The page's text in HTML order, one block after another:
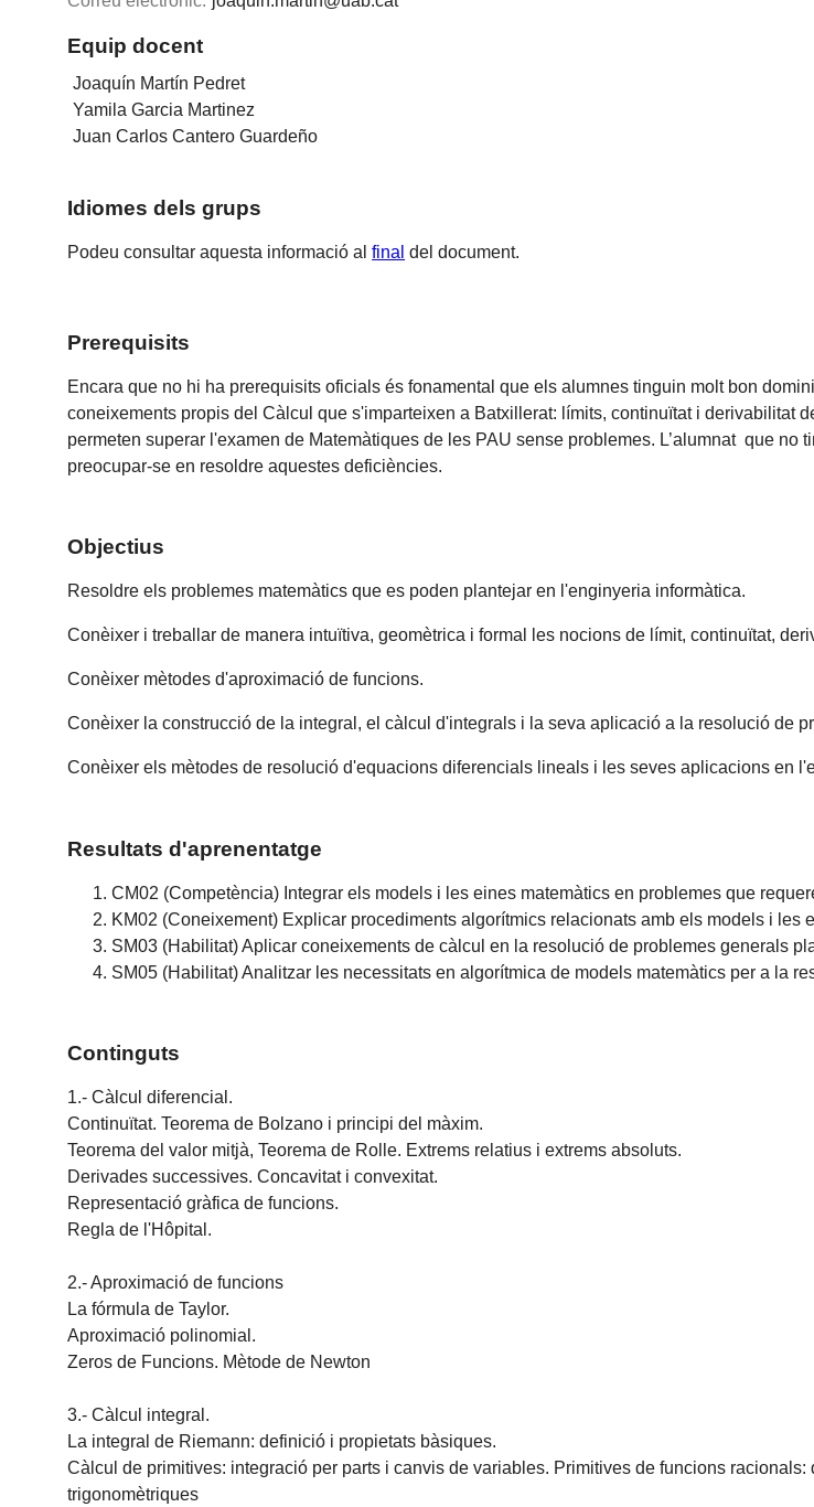
Equip docent
Joaquín Martín Pedret
Yamila Garcia Martinez
Juan Carlos Cantero Guardeño
Idiomes dels grups
Podeu consultar aquesta informació alfinal del document.
Prerequisits
Encara que no hi ha prerequisits oficials és fonamental que els alumnes tinguin molt bon
coneixements propis del Càlcul que s'imparteixen a Batxillerat: límits, continuïtat i derivabilitat
permeten superar l'examen de Matemàtiques de les PAU sense problemes. L’alumnat que
preocupar-se en resoldre aquestes deficiències.
Objectius
Resoldre els problemes matemàtics que es poden plantejar en l'enginyeria informàtica.
Conèixer i treballar de manera intuïtiva, geomètrica i formal les nocions de límit, continuïtat,
Conèixer mètodes d'aproximació de funcions.
Conèixer la construcció de la integral, el càlcul d'integrals i la seva aplicació a la resolució de
Conèixer els mètodes de resolució d'equacions diferencials lineals i les seves aplicacions en
Resultats d'aprenentatge
CM02 (Competència) Integrar els models i les eines matemàtics en problemes que
KM02 (Coneixement) Explicar procediments algorítmics relacionats amb els models i les
SM03 (Habilitat) Aplicar coneixements de càlcul en la resolució de problemes generals
SM05 (Habilitat) Analitzar les necessitats en algorítmica de models matemàtics per a la
Continguts
1.- Càlcul diferencial.
Continuïtat. Teorema de Bolzano i principi del màxim.
Teorema del valor mitjà, Teorema de Rolle. Extrems relatius i extrems absoluts.
Derivades successives. Concavitat i convexitat.
Representació gràfica de funcions.
Regla de l'Hôpital.
2.- Aproximació de funcions
La fórmula de Taylor.
Aproximació polinomial.
Zeros de Funcions. Mètode de Newton
3.- Càlcul integral.
La integral de Riemann: definició i propietats bàsiques.
Càlcul de primitives: integració per parts i canvis de variables. Primitives de funcions
trigonomètriques